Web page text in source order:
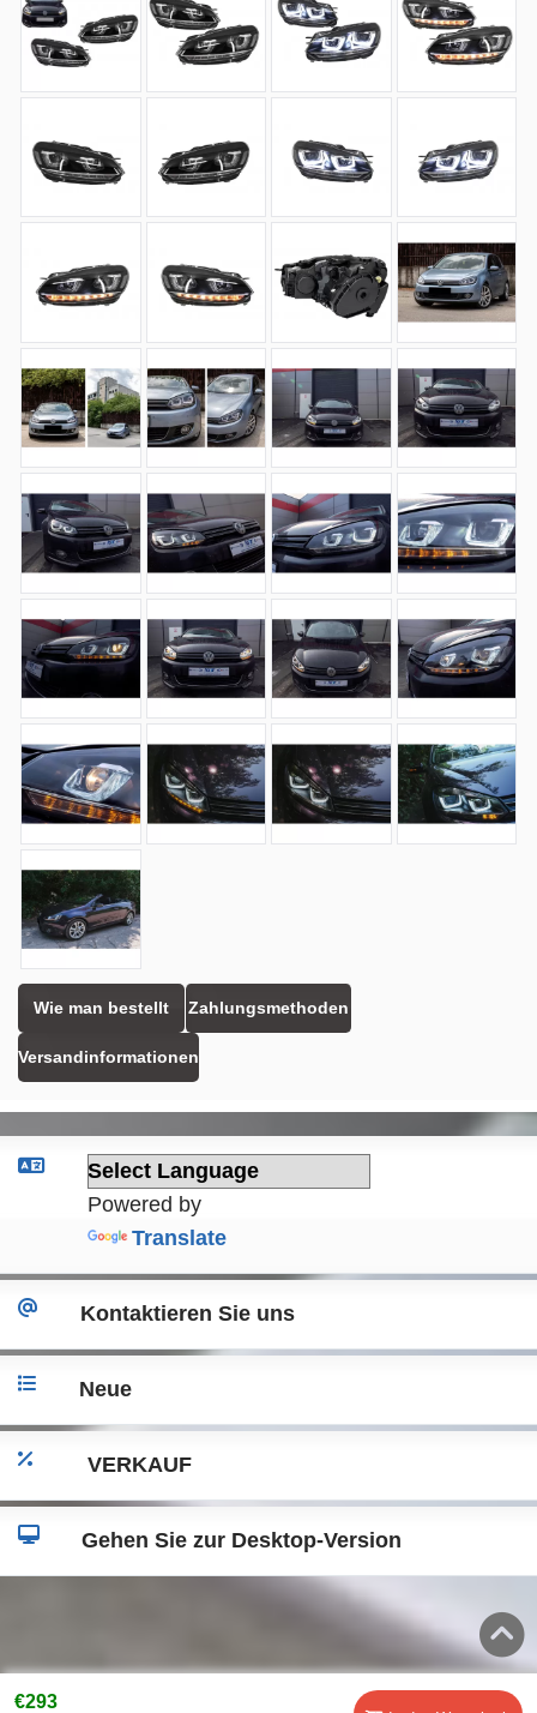
Wie man bestellt Zahlungsmethoden
Versandinformationen
€293
Powered by
Translate
Kontaktieren Sie uns
Neue
VERKAUF
Gehen Sie zur Desktop-Version